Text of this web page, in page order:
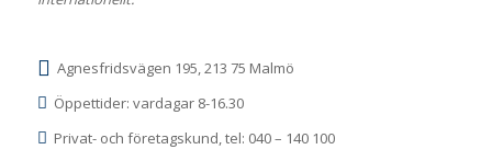
Agnesfridsvägen 195, 213 75 Malmö
Öppettider: vardagar 8-16.30
Privat- och företagskund, tel: 040 – 140 100